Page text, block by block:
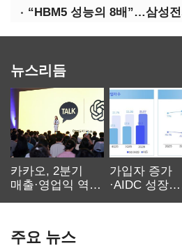
뉴스리듬
카카오, 2분기
매출·영업익 역대
가입자 증가
·AIDC 성장…
주요 뉴스